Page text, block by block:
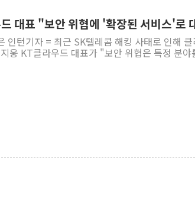
대표 "보안 위협에 '확장된 서비스'로
인턴기자 = 최근 SK텔레콤 해킹 사태로 인해
웅 KT클라우드 대표가 "보안 위협은 특정 분야